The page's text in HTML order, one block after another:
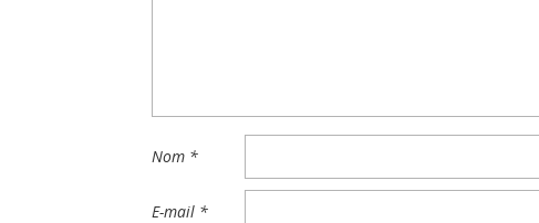
Nom *
E-mail *